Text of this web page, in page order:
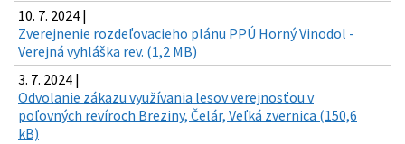
10. 7. 2024 |
Zverejnenie rozdeľovacieho plánu PPÚ Horný Vinodol -
Verejná vyhláška rev. (1,2 MB)
3. 7. 2024 |
Odvolanie zákazu využívania lesov verejnosťou v
poľovných revíroch Breziny, Čelár, Veľká zvernica (150,6
kB)